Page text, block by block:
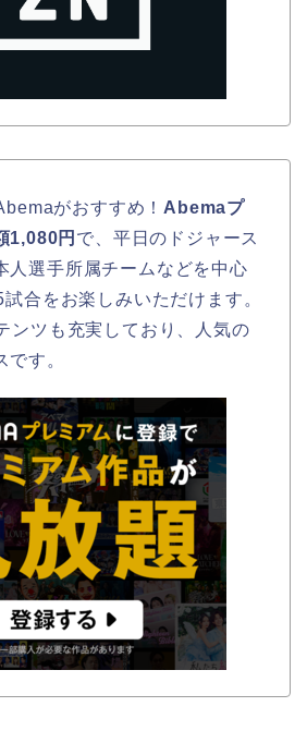
がおすすめ！ Abemaプ
1,080円 で、平日のドジャース
人選手所属チームなどを中心
合をお楽しみいただけます。
ンツも充実しており、人気の
す。